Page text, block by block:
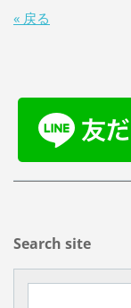
« 戻る
Search site